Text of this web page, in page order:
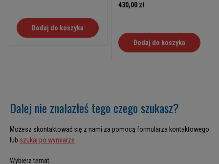
Dodaj do koszyka
430,00 zł
Dodaj do koszyka
Dalej nie znalazłeś tego czego szukasz?
Możesz skontaktować się z nami za pomocą formularza kontaktowego
lub szukaj po wymiarze